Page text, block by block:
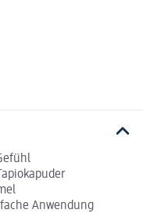
Anwendung